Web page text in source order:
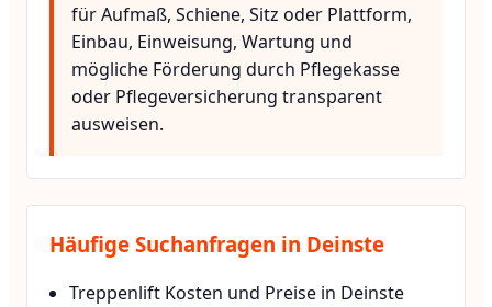
für Aufmaß, Schiene, Sitz oder Plattform,
Einbau, Einweisung, Wartung und
mögliche Förderung durch Pflegekasse
oder Pflegeversicherung transparent
ausweisen.
Häufige Suchanfragen in Deinste
Treppenlift Kosten und Preise in Deinste